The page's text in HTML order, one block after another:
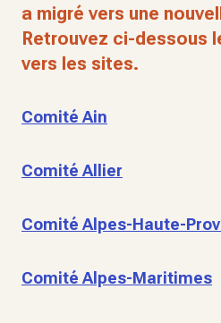
a migré vers une
Retrouvez ci-dessous
vers les sites.
Comité Ain
Comité Allier
Comité Alpes-Haute-
Comité Alpes-Maritimes